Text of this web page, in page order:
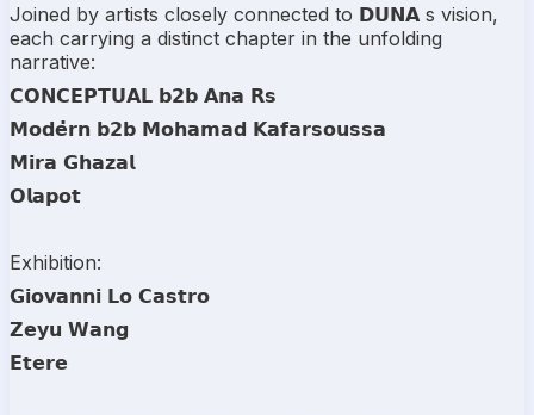
Joined by artists closely connected to 𝗗𝗨𝗡𝗔 s vision,
each carrying a distinct chapter in the unfolding
narrative:
𝗖𝗢𝗡𝗖𝗘𝗣𝗧𝗨𝗔𝗟 𝗯𝟮𝗯 𝗔𝗻𝗮 𝗥𝘀
𝗠𝗼𝗱𝗲̇𝗿𝗻 𝗯𝟮𝗯 𝗠𝗼𝗵𝗮𝗺𝗮𝗱 𝗞𝗮𝗳𝗮𝗿𝘀𝗼𝘂𝘀𝘀𝗮
𝗠𝗶𝗿𝗮 𝗚𝗵𝗮𝘇𝗮𝗹
𝗢𝗹𝗮𝗽𝗼𝘁
Exhibition:
𝗚𝗶𝗼𝘃𝗮𝗻𝗻𝗶 𝗟𝗼 𝗖𝗮𝘀𝘁𝗿𝗼
𝗭𝗲𝘆𝘂 𝗪𝗮𝗻𝗴
𝗘𝘁𝗲𝗿𝗲